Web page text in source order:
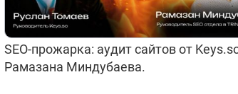
SEO-прожарка: аудит сайтов от
Рамазана Миндубаева.